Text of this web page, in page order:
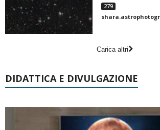
279
Carica altri
DIDATTICA E DIVULGAZIONE